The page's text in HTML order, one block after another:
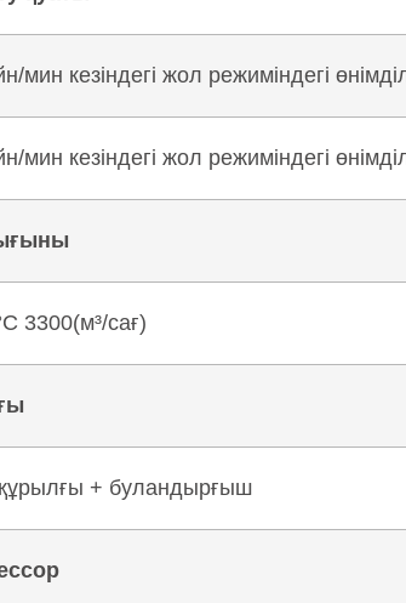
мин кезіндегі жол режиміндегі
мин кезіндегі жол режиміндегі
3300(м³/сағ)
құрылғы + буландырғыш